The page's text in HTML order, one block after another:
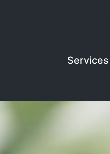
Services